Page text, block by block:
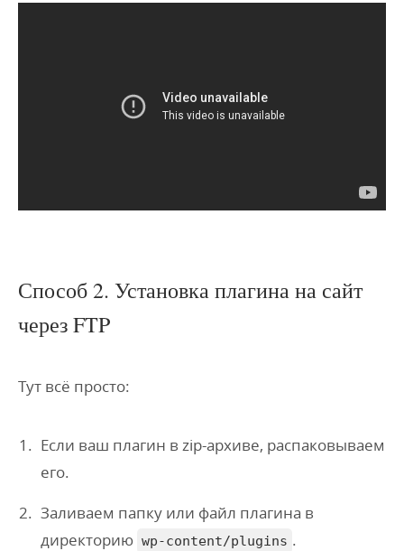
Способ 2. Установка плагина на сайт
через FTP
Тут всё просто:
Если ваш плагин в zip-архиве, распаковываем
его.
Заливаем папку или файл плагина в
директорию wp-content/plugins .